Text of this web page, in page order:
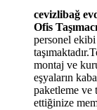
cevizlibağ
Ofis
personel
montaj ve
eşyaların
paketleme ve
ettiğinize